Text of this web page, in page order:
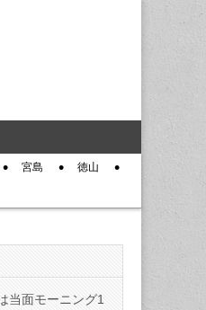
宮島 徳山
当面モーニング1